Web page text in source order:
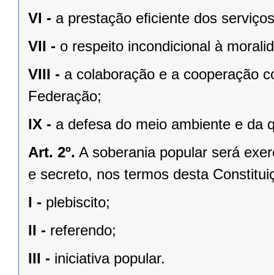
VI - a prestação eﬁciente dos
VII - o respeito incondicional à
VIII - a colaboração e a cooperação
Federação;
IX - a defesa do meio ambiente e da
Art. 2º. A soberania popular será
e secreto, nos termos desta
I - plebiscito;
II - referendo;
III - iniciativa popular.